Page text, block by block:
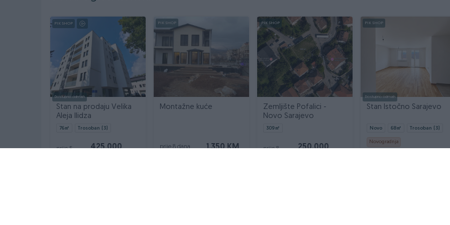
PIK SHOP
Dostupno odmah
Stan na prodaju Velika
Aleja Ilidza
76㎡ Trosoban (3)
425.000
prije 5
PIK SHOP
Montažne kuće
1.350 KM
prije 8 dana
PIK SHOP
Zemljište Pofalici -
Novo Sarajevo
309 ㎡
250.000
prije 8
PIK SHOP
Dostupno odmah
Stan Istočno Sarajevo
Novo 68㎡ Trosoban (3)
Novogradnja